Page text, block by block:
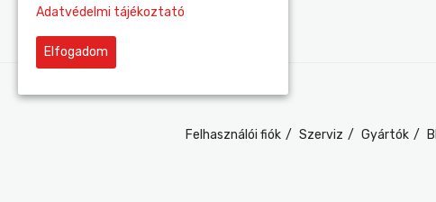
Felhasználói fiók Szerviz Gyártók
Adatvédelmi tájékoztató
Elfogadom